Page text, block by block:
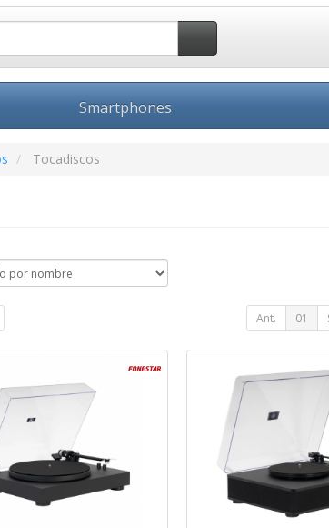
Smartphones
Tocadiscos
Ant. 01